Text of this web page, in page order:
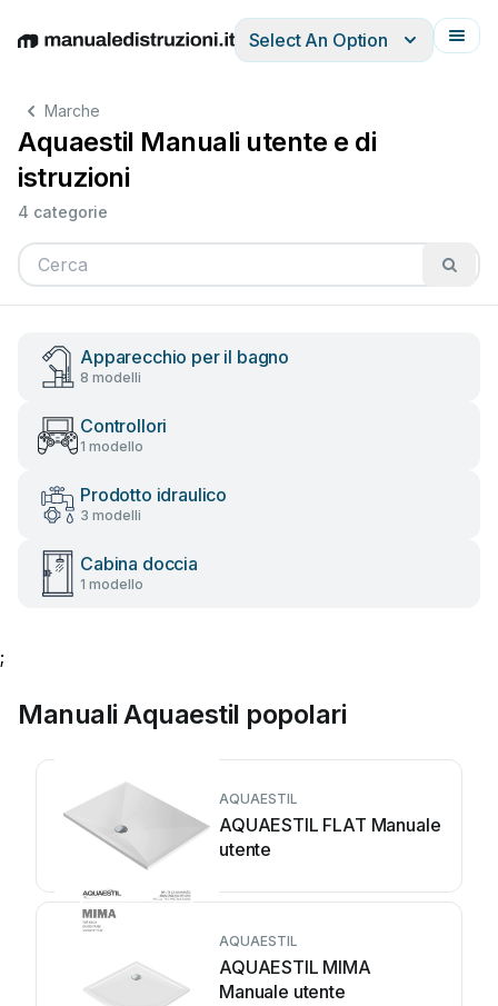
EnglishDeutschEspañolItalianoFrançais
Select An Option
Marche
Aquaestil Manuali utente e di
istruzioni
4 categorie
Apparecchio per il bagno
8 modelli
Controllori
1 modello
Prodotto idraulico
3 modelli
Cabina doccia
1 modello
;
Manuali Aquaestil popolari
AQUAESTIL
AQUAESTIL FLAT Manuale
utente
AQUAESTIL
AQUAESTIL MIMA
Manuale utente